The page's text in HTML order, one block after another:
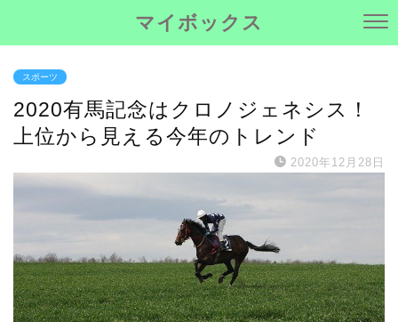
マイボックス
スポーツ
2020有馬記念はクロノジェネシス！
上位から見える今年のトレンド
2020年12月28日